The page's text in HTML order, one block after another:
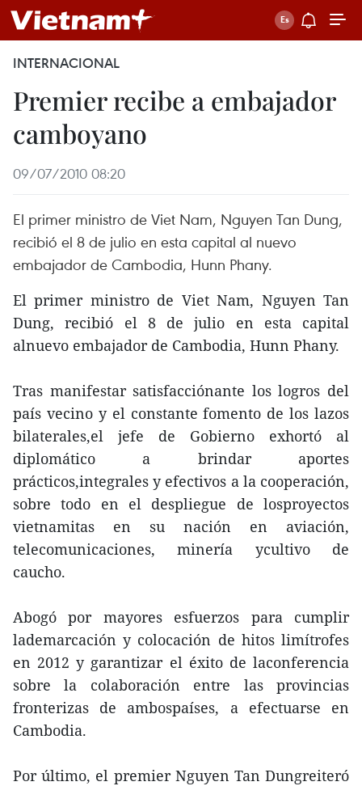
INTERNACIONAL
Premier recibe a embajador
camboyano
09/07/2010 08:20
El primer ministro de Viet Nam, Nguyen Tan Dung,
recibió el 8 de julio en esta capital al nuevo
embajador de Cambodia, Hunn Phany.
El primer ministro de Viet Nam, Nguyen Tan
Dung, recibió el 8 de julio en esta capital
alnuevo embajador de Cambodia, Hunn Phany.
Tras manifestar satisfacciónante los logros del
país vecino y el constante fomento de los lazos
bilaterales,el jefe de Gobierno exhortó al
diplomático a brindar aportes
prácticos,integrales y efectivos a la cooperación,
sobre todo en el despliegue de losproyectos
vietnamitas en su nación en aviación,
telecomunicaciones, minería ycultivo de
caucho.
Abogó por mayores esfuerzos para cumplir
lademarcación y colocación de hitos limítrofes
en 2012 y garantizar el éxito de laconferencia
sobre la colaboración entre las provincias
fronterizas de ambospaíses, a efectuarse en
Cambodia.
Por último, el premier Nguyen Tan Dungreiteró